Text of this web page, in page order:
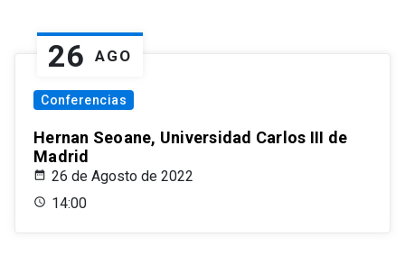
26 AGO
Conferencias
Hernan Seoane, Universidad Carlos III de
Madrid
26 de Agosto de 2022
14:00